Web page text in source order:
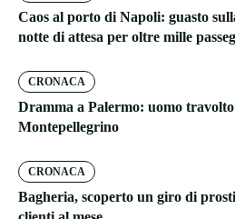
Caos al porto di Napoli: guasto
notte di attesa per oltre mille
CRONACA
Dramma a Palermo: uomo
Montepellegrino
CRONACA
Bagheria, scoperto un giro di